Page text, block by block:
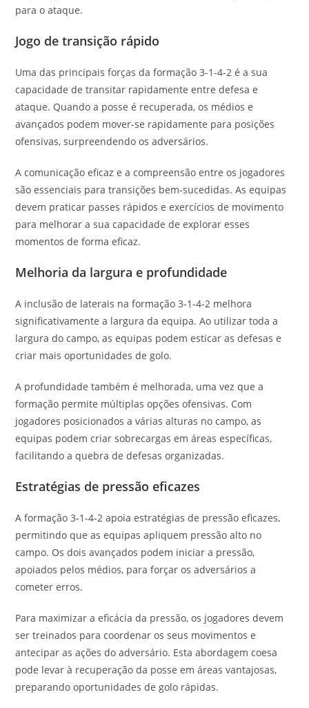
para o ataque.
Jogo de transição rápido
Uma das principais forças da formação 3-1-4-2 é a sua
capacidade de transitar rapidamente entre defesa e
ataque. Quando a posse é recuperada, os médios e
avançados podem mover-se rapidamente para posições
ofensivas, surpreendendo os adversários.
A comunicação eficaz e a compreensão entre os jogadores
são essenciais para transições bem-sucedidas. As equipas
devem praticar passes rápidos e exercícios de movimento
para melhorar a sua capacidade de explorar esses
momentos de forma eficaz.
Melhoria da largura e profundidade
A inclusão de laterais na formação 3-1-4-2 melhora
significativamente a largura da equipa. Ao utilizar toda a
largura do campo, as equipas podem esticar as defesas e
criar mais oportunidades de golo.
A profundidade também é melhorada, uma vez que a
formação permite múltiplas opções ofensivas. Com
jogadores posicionados a várias alturas no campo, as
equipas podem criar sobrecargas em áreas específicas,
facilitando a quebra de defesas organizadas.
Estratégias de pressão eficazes
A formação 3-1-4-2 apoia estratégias de pressão eficazes,
permitindo que as equipas apliquem pressão alto no
campo. Os dois avançados podem iniciar a pressão,
apoiados pelos médios, para forçar os adversários a
cometer erros.
Para maximizar a eficácia da pressão, os jogadores devem
ser treinados para coordenar os seus movimentos e
antecipar as ações do adversário. Esta abordagem coesa
pode levar à recuperação da posse em áreas vantajosas,
preparando oportunidades de golo rápidas.